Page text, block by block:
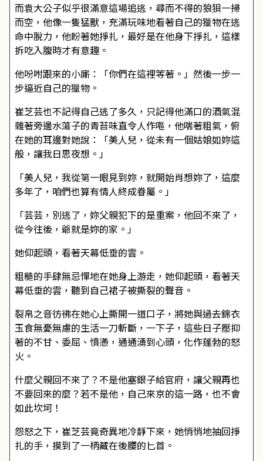
而袁大公子似乎很滿意這場追逃，尋而不得的狼狽一掃
而空，他像一隻猛獸，充滿玩味地看著自己的獵物在逃
命中脫力，他盼著她掙扎，最好是在他身下掙扎，這樣
拆吃入腹時才有意趣。
他吩咐跟來的小廝：「你們在這裡等著。」然後一步一
步逼近自己的獵物。
崔芝芸也不記得自己逃了多久，只記得他滿口的酒氣混
雜著旁邊水蕩子的青苔味直令人作嘔，他喘著粗氣，俯
在她的耳邊對她說：「美人兒，從未有一個姑娘如妳這
般，讓我日思夜想。」
「美人兒，我從第一眼見到妳，就開始肖想妳了，這麼
多年了，咱們也算有情人終成眷屬。」
「芸芸，別逃了，妳父親犯下的是重案，他回不來了，
從今往後，爺就是妳的家。」
她仰起頭，看著天幕低垂的雲。
粗糙的手肆無忌憚地在她身上游走，她仰起頭，看著天
幕低垂的雲，聽到自己裙子被撕裂的聲音。
裂帛之音彷彿在她心上撕開一道口子，將她與過去錦衣
玉食無憂無慮的生活一刀斬斷，一下子，這些日子壓抑
著的不甘、委屈、憤懣，通通湧到心頭，化作蓬勃的怒
火。
什麼父親回不來了？不是他塞銀子給官府，讓父親再也
不要回來的麼？若不是他，自己來京的這一路，也不會
如此坎坷！
怨怒之下，崔芝芸竟奇異地冷靜下來，她悄悄地抽回掙
扎的手，摸到了一柄藏在後腰的匕首。